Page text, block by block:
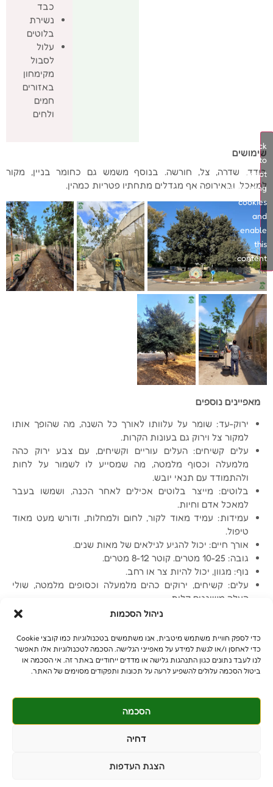
ניהול הסכמות
כדי לספק חוויית משתמש מיטבית, אנו משתמשים בטכנולוגיות כמו קובצי Cookie
כדי לאחסן ו/או לגשת למידע על מאפייני הגלישה. הסכמה לטכנולוגיות אלו תאפשר
לנו לעבד נתונים כגון התנהגות גלישה או מדדים ייחודיים באתר זה. אי הסכמה או
ביטול הסכמה עלולים להשפיע לרעה על תכונות ותפקודים מסוימים של האתר.
הסכמה
דחיה
הצגת העדפות
כבד
נשירת
בלוטים
עלול
לסבול
מקימחון
באזורים
חמים
ולחים
שימושים
בודד, שדרה, צל, חורשה. בנוסף משמש גם כחומר בניין, מקור
למאכל, ובאירופה אף מגדלים מתחתיו פטריות כמהין.
Click
to
accept
marketing
cookies
and
enable
this
content
מאפיינים נוספים
ירוק-עד: שומר על עלוותו לאורך כל השנה, מה שהופך אותו
למקור צל וירוק גם בעונות הקרות.
עלים קשיחים: העלים עוריים וקשיחים, עם צבע ירוק כהה
מלמעלה וכסוף מלמטה, מה שמסייע לו לשמור על לחות
ולהתמודד עם תנאי יובש.
בלוטים: מייצר בלוטים אכילים לאחר הכנה, ושמשו בעבר
למאכל אדם וחיות.
עמידות: עמיד מאוד לקור, לחום ולמחלות, ודורש מעט מאוד
טיפול.
אורך חיים: יכול להגיע לגילאים של מאות שנים.
גובה: 10-25 מטרים. קוטר 8-12 מטרים.
נוף: מגוון, יכול להיות צר או רחב.
עלים: קשיחים, ירוקים כהים מלמעלה וכסופים מלמטה, שולי
העלה משוננים קלות.
פרחים: ירקרקים ואינם בולטים, מואבקים על ידי הרוח.
© כל הזכויות שמורות
קבלנים - 052-639-4106